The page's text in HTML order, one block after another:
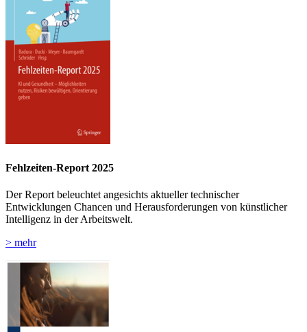
Fehlzeiten-Report 2025
Der Report beleuchtet angesichts aktueller technischer
Entwicklungen Chancen und Herausforderungen von künstlicher
Intelligenz in der Arbeitswelt.
> mehr